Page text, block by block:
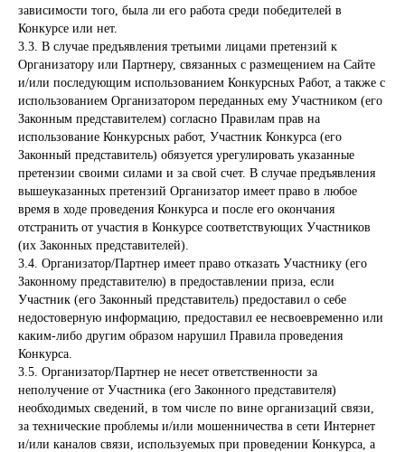
зависимости того, была ли его работа среди победителей в
Конкурсе или нет.
3.3. В случае предъявления третьими лицами претензий к
Организатору или Партнеру, связанных с размещением на Сайте
и/или последующим использованием Конкурсных Работ, а также с
использованием Организатором переданных ему Участником (его
Законным представителем) согласно Правилам прав на
использование Конкурсных работ, Участник Конкурса (его
Законный представитель) обязуется урегулировать указанные
претензии своими силами и за свой счет. В случае предъявления
вышеуказанных претензий Организатор имеет право в любое
время в ходе проведения Конкурса и после его окончания
отстранить от участия в Конкурсе соответствующих Участников
(их Законных представителей).
3.4. Организатор/Партнер имеет право отказать Участнику (его
Законному представителю) в предоставлении приза, если
Участник (его Законный представитель) предоставил о себе
недостоверную информацию, предоставил ее несвоевременно или
каким-либо другим образом нарушил Правила проведения
Конкурса.
3.5. Организатор/Партнер не несет ответственности за
неполучение от Участника (его Законного представителя)
необходимых сведений, в том числе по вине организаций связи,
за технические проблемы и/или мошенничества в сети Интернет
и/или каналов связи, используемых при проведении Конкурса, а
Телепрограмма
Новости
Конкурсы
О канале
Раскраска
Меню